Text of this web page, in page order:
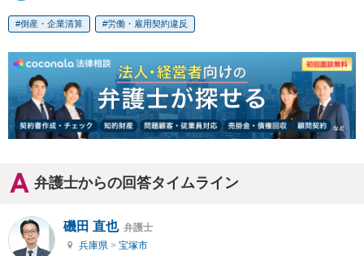
倒産・企業清算 労働・雇用契約違反
弁護士からの回答タイムライン
磯田 直也 弁護士
兵庫県 > 宝塚市